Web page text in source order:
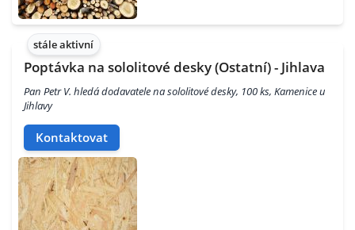
stále aktivní
Poptávka na sololitové desky (Ostatní) - Jihlava
Pan Petr V. hledá dodavatele na sololitové desky, 100 ks, Kamenice u
Jihlavy
Kontaktovat